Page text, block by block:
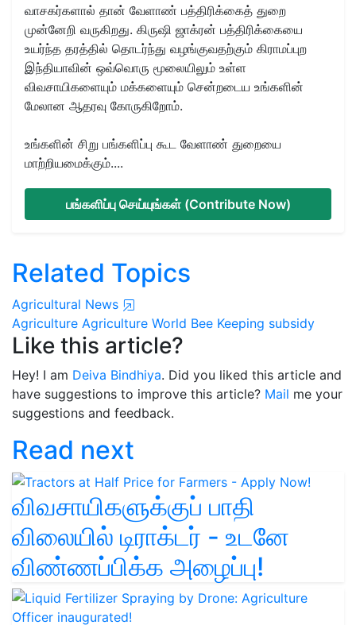
வாசகர்களால் தான் வேளாண் பத்திரிக்கைத் துறை
முன்னேறி வருகிறது. கிருஷி ஜாக்ரன் பத்திரிக்கையை
உயர்ந்த தரத்தில் தொடர்ந்து வழங்குவதற்கும் கிராமப்புற
இந்தியாவின் ஒவ்வொரு மூலையிலும் உள்ள
விவசாயிகளையும் மக்களையும் சென்றடைய உங்களின்
மேலான ஆதரவு கோருகிறோம்.
உங்களின் சிறு பங்களிப்பு கூட வேளாண் துறையை
மாற்றியமைக்கும்....
பங்களிப்பு செய்யுங்கள் (Contribute Now)
Related Topics
Agricultural News
Agriculture Agriculture World Bee Keeping subsidy
Like this article?
Hey! I am Deiva Bindhiya. Did you liked this article and
have suggestions to improve this article? Mail me your
suggestions and feedback.
Read next
விவசாயிகளுக்குப் பாதி
விலையில் டிராக்டர் - உடனே
விண்ணப்பிக்க அழைப்பு!